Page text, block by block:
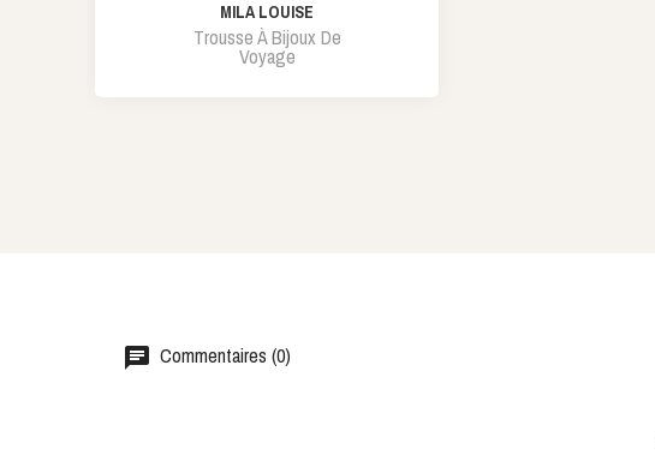
MILA LOUISE
Trousse À Bijoux De
Voyage
Commentaires (0)